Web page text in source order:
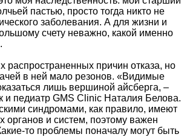
пастью, просто тогда никто не
заболевания. А для жизни и
счету неважно, какой именно
распространенных причин отказа, но
в ней мало резонов. «Видимые
лишь вершиной айсберга, –
и педиатр GMS Clinic Наталия Белова.
синдромами, как правило, имеют
органов и систем, поэтому важен
то проблемы поначалу могут быть